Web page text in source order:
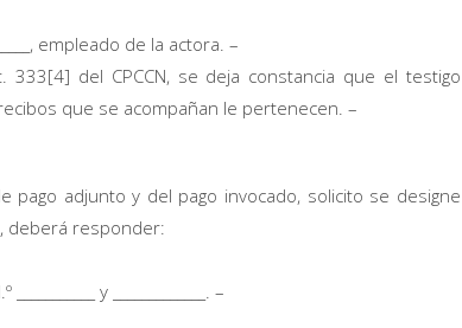
empleado de la actora. –
del CPCCN, se deja constancia que el testigo
que se acompañan le pertenecen. –
adjunto y del pago invocado, solicito se designe
deberá responder:
y _____________. –